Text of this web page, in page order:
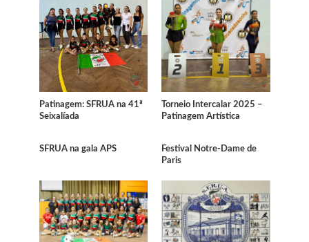
Patinagem: SFRUA na 41ª
Seixalíada
Torneio Intercalar 2025 –
Patinagem Artística
SFRUA na gala APS
Festival Notre-Dame de
Paris